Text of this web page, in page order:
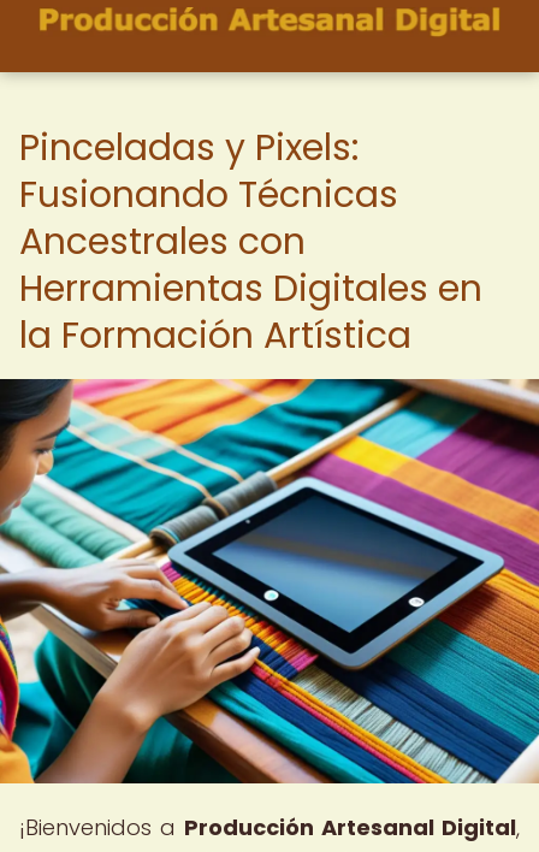
Pinceladas y Pixels:
Fusionando Técnicas
Ancestrales con
Herramientas Digitales en
la Formación Artística
¡Bienvenidos a Producción Artesanal Digital,